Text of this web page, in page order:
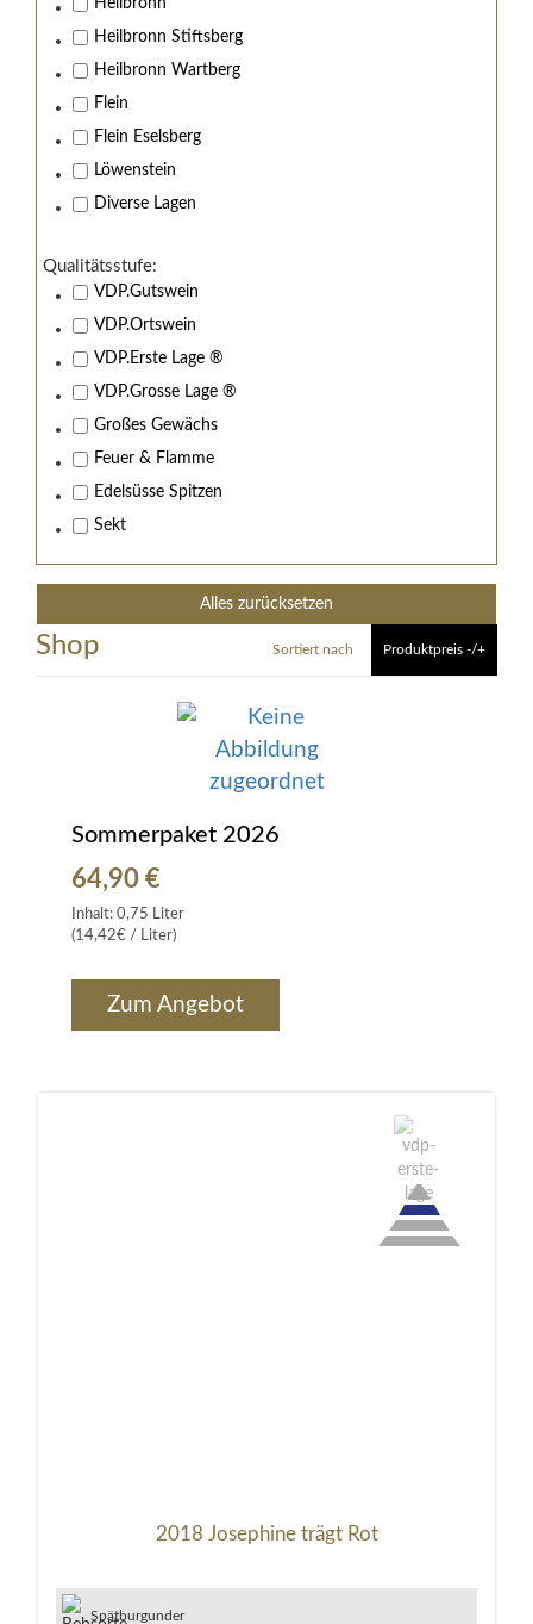
Wir von Kistenmacher &
Hengerer stehen zu
Jugendschutz!
Sind Sie über 18 Jahre alt?
Nein, Ich bin unter 18 Jahre alt.
Heilbronn
Heilbronn Stiftsberg
Heilbronn Wartberg
Flein
Flein Eselsberg
Löwenstein
Diverse Lagen
Qualitätsstufe:
VDP.Gutswein
VDP.Ortswein
VDP.Erste Lage ®
VDP.Grosse Lage ®
Großes Gewächs
Feuer & Flamme
Edelsüsse Spitzen
Sekt
Alles zurücksetzen
Shop Sortiert nach Produktpreis -/+
Sommerpaket 2026
64,90 €
Inhalt: 0,75 Liter
(14,42€ / Liter)
Zum Angebot
2018 Josephine trägt Rot
Spätburgunder